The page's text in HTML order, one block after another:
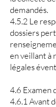
demandés.
4.5.2 Le
dossiers
en veillant à
légales
4.6 Examen
4.6.1 Avant